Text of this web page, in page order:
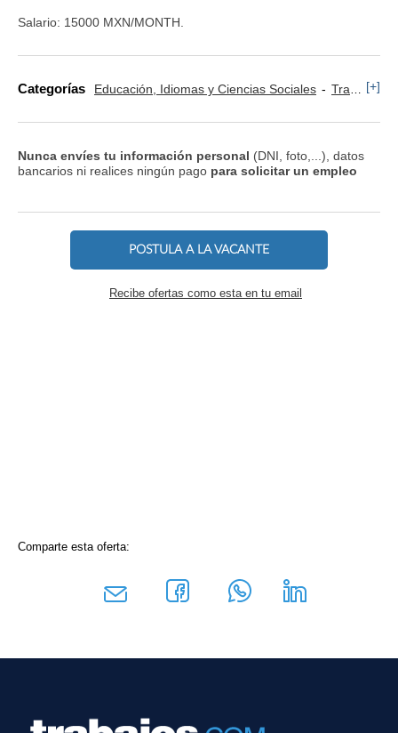
Salario: 15000 MXN/MONTH.
Categorías Educación, Idiomas y Ciencias Sociales Traducción e Idiomas [+]
Nunca envíes tu información personal (DNI, foto,...), datos
bancarios ni realices ningún pago para solicitar un empleo
POSTULA A LA VACANTE
Recibe ofertas como esta en tu email
Comparte esta oferta: